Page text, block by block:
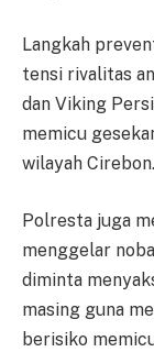
Langkah
tensi rivalitas
dan Viking
memicu
wilayah Cirebon.
Polresta juga
menggelar
diminta
masing guna
berisiko